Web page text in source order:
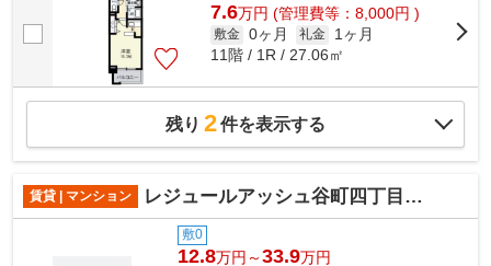
7.6万円 (管理費等：8,000円 )
敷金 0ヶ月 礼金
1ヶ月
11階 / 1R / 27.06㎡
残り 2件を表示する
賃貸 | マンション レジュールアッシュ谷町四丁目グランクラス
敷0
12.8万円～33.9万円